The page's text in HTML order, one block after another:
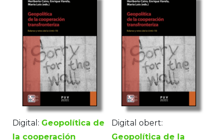
Digital: Geopolítica de
la cooperación
Digital obert:
Geopolítica de la